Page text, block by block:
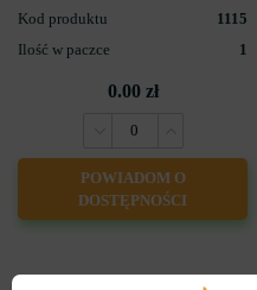
Kod produktu
1115
Ilość w paczce
1
0.00 zł
POWIADOM O
DOSTĘPNOŚCI